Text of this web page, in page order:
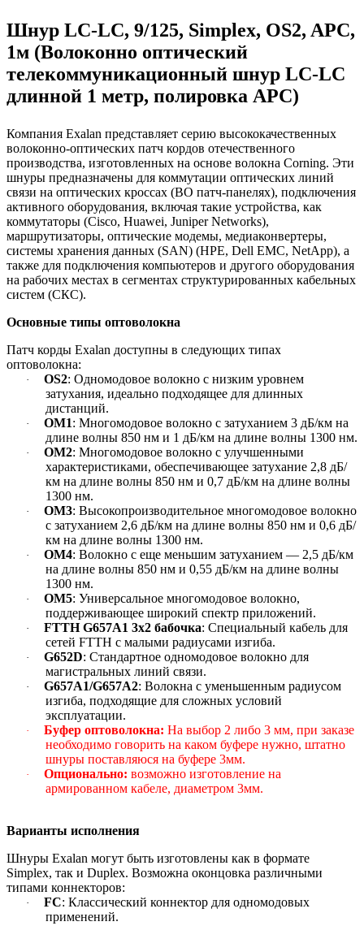
Шнур LC-LC, 9/125, Simplex, OS2, APC,
1м (Волоконно оптический
телекоммуникационный шнур LC-LC
длинной 1 метр, полировка APC)
Компания Exalan представляет серию высококачественных
волоконно-оптических патч кордов отечественного
производства, изготовленных на основе волокна Corning. Эти
шнуры предназначены для коммутации оптических линий
связи на оптических кроссах (ВО патч-панелях), подключения
активного оборудования, включая такие устройства, как
коммутаторы (Cisco, Huawei, Juniper Networks),
маршрутизаторы, оптические модемы, медиаконвертеры,
системы хранения данных (SAN) (HPE, Dell EMC, NetApp), а
также для подключения компьютеров и другого оборудования
на рабочих местах в сегментах структурированных кабельных
систем (СКС).
Основные типы оптоволокна
Патч корды Exalan доступны в следующих типах
оптоволокна:
· OS2: Одномодовое волокно с низким уровнем
затухания, идеально подходящее для длинных
дистанций.
· OM1: Многомодовое волокно с затуханием 3 дБ/км на
длине волны 850 нм и 1 дБ/км на длине волны 1300 нм.
· OM2: Многомодовое волокно с улучшенными
характеристиками, обеспечивающее затухание 2,8 дБ/
км на длине волны 850 нм и 0,7 дБ/км на длине волны
1300 нм.
· OM3: Высокопроизводительное многомодовое волокно
с затуханием 2,6 дБ/км на длине волны 850 нм и 0,6 дБ/
км на длине волны 1300 нм.
· OM4: Волокно с еще меньшим затуханием — 2,5 дБ/км
на длине волны 850 нм и 0,55 дБ/км на длине волны
1300 нм.
· OM5: Универсальное многомодовое волокно,
поддерживающее широкий спектр приложений.
· FTTH G657A1 3х2 бабочка: Специальный кабель для
сетей FTTH с малыми радиусами изгиба.
· G652D: Стандартное одномодовое волокно для
магистральных линий связи.
· G657A1/G657A2: Волокна с уменьшенным радиусом
изгиба, подходящие для сложных условий
эксплуатации.
· Буфер оптоволокна: На выбор 2 либо 3 мм, при заказе
необходимо говорить на каком буфере нужно, штатно
шнуры поставляюся на буфере 3мм.
· Опционально: возможно изготовление на
армированном кабеле, диаметром 3мм.
Варианты исполнения
Шнуры Exalan могут быть изготовлены как в формате
Simplex, так и Duplex. Возможна оконцовка различными
типами коннекторов:
· FC: Классический коннектор для одномодовых
применений.